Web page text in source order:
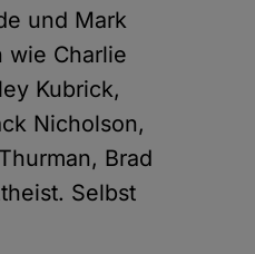
und Mark
wie Charlie
Kubrick,
Nicholson,
Brad
Selbst